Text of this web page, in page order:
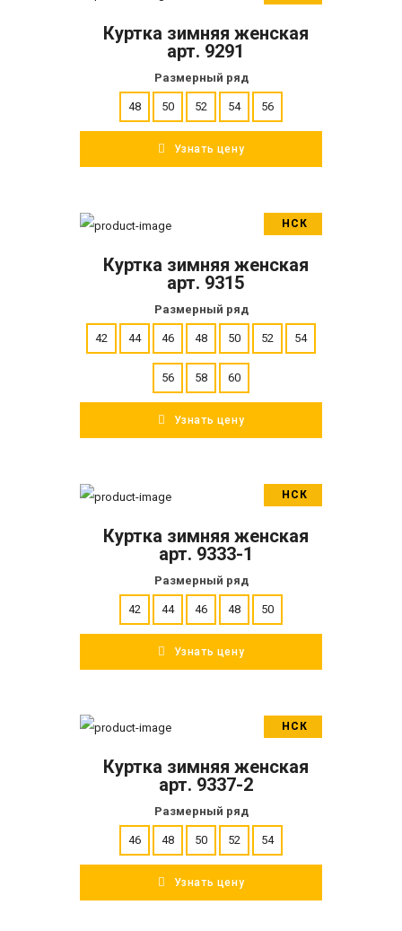
ПОДРОБНЕЕ
Куртка зимняя женская
арт. 9291
Размерный ряд
48 50 52 54 56
Узнать цену
НСК
ПОДРОБНЕЕ
Куртка зимняя женская
арт. 9315
Размерный ряд
42 44 46 48 50 52 54
56 58 60
Узнать цену
НСК
ПОДРОБНЕЕ
Куртка зимняя женская
арт. 9333-1
Размерный ряд
42 44 46 48 50
Узнать цену
НСК
ПОДРОБНЕЕ
Куртка зимняя женская
арт. 9337-2
Размерный ряд
46 48 50 52 54
Узнать цену